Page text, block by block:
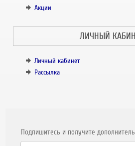
Акции
ЛИЧНЫЙ
Личный кабинет
Рассылка
Подпишитесь и получите